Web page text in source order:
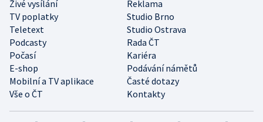
Živé vysílání
Reklama
TV poplatky
Studio Brno
Teletext
Studio Ostrava
Podcasty
Rada ČT
Počasí
Kariéra
E-shop
Podávání námětů
Mobilní a TV aplikace
Časté dotazy
Vše o ČT
Kontakty